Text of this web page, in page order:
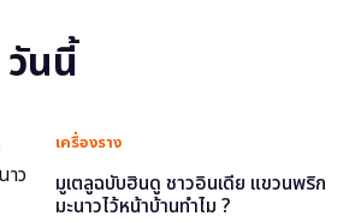
วันนี้
เครื่องราง
มูเตลูฉบับฮินดู ชาวอินเดีย แขวนพริก
มะนาวไว้หน้าบ้านทำไม ?